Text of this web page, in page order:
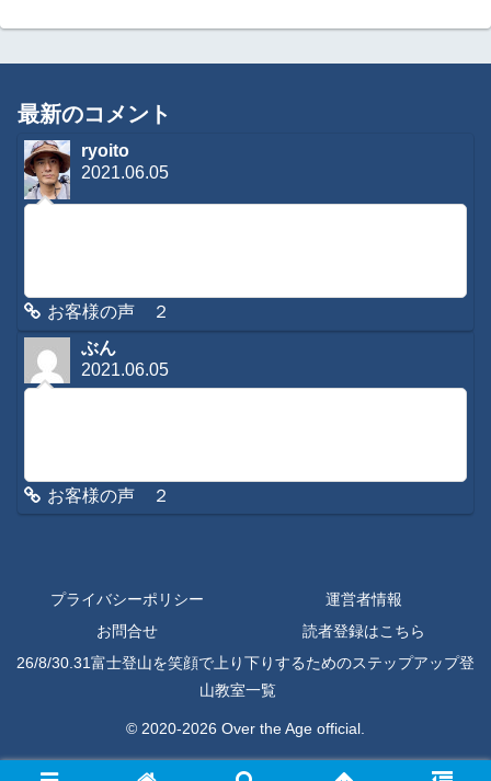
最新のコメント
ryoito
2021.06.05
お客様の声 ２
ぶん
2021.06.05
お客様の声 ２
プライバシーポリシー
運営者情報
お問合せ
読者登録はこちら
26/8/30.31富士登山を笑顔で上り下りするためのステップアップ登
山教室一覧
© 2020-2026 Over the Age official.